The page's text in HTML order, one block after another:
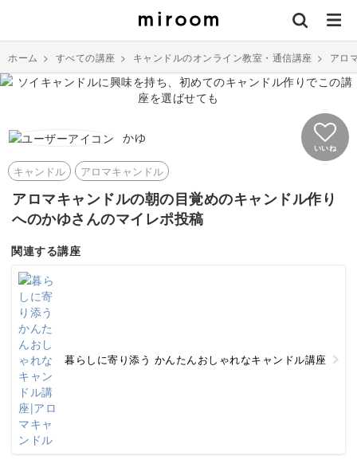
ホーム > すべての講座 > キャンドルのオンライン教室・通信講座 > アロ
かゆ
いいね
キャンドル アロマキャンドル
アロマキャンドルの朝の目覚めのキャンドル作り
へのかゆさんのマイレポ投稿
関連する講座
暮らしに寄り添う かんたんおしゃれなキャンドル講座